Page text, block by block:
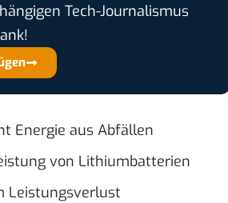
Tech-Journalismus
Energie aus Abfällen
von Lithiumbatterien
Leistungsverlust